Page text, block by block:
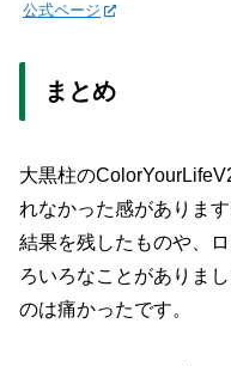
公式ページ
まとめ
大黒柱の
れなかった感がありま
結果を残したものや、
ろいろなことがありま
のは痛かったです。